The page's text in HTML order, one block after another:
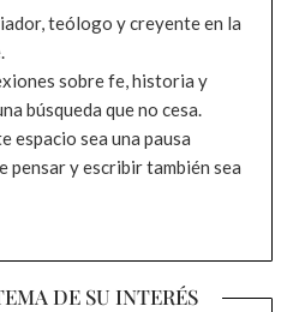
teólogo y creyente en la
sobre fe, historia y
búsqueda que no cesa.
espacio sea una pausa
pensar y escribir también sea
DE SU INTERÉS